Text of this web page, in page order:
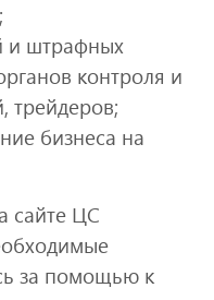
и штрафных
контроля и
трейдеров;
бизнеса на
сайте ЦС
за помощью к